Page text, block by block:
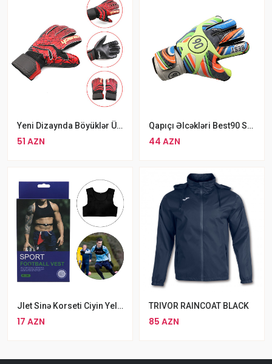
Yeni Dizaynda Böyüklər Üçün Reusch Qapıçı Əlcəyi Qara Qırmızı
51 AZN
Qapıçı Əlcəkləri Best90 Standart Ölçü, Yaşıl
44 AZN
Jlet Sinə Korseti Ciyin Yeleği Futbol Məşqi Üçün Vest 8515
17 AZN
TRIVOR RAINCOAT BLACK
85 AZN